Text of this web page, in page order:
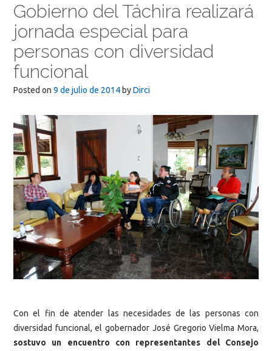
Gobierno del Táchira realizará
jornada especial para
personas con diversidad
funcional
Posted on 9 de julio de 2014 byDirci
Con el fin de atender las necesidades de las personas con
diversidad funcional, el gobernador José Gregorio Vielma Mora,
sostuvo un encuentro con representantes del Consejo